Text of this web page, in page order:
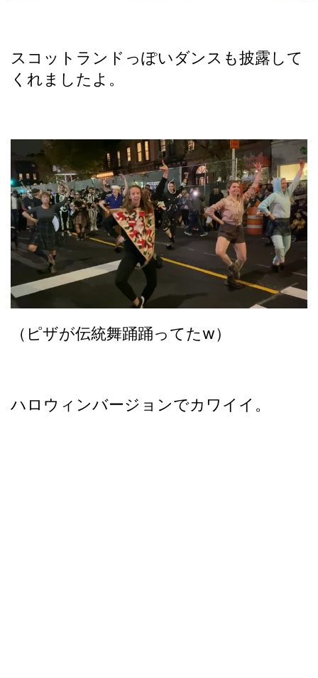
スコットランドっぽいダンスも披露して
くれましたよ。
（ピザが伝統舞踊踊ってたw）
ハロウィンバージョンでカワイイ。